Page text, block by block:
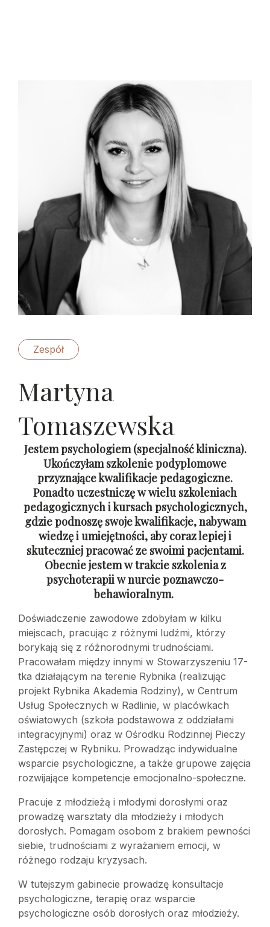
Zespół
Martyna
Tomaszewska
Jestem psychologiem (specjalność kliniczna).
Ukończyłam szkolenie podyplomowe
przyznające kwalifikacje pedagogiczne.
Ponadto uczestniczę w wielu szkoleniach
pedagogicznych i kursach psychologicznych,
gdzie podnoszę swoje kwalifikacje, nabywam
wiedzę i umiejętności, aby coraz lepiej i
skuteczniej pracować ze swoimi pacjentami.
Obecnie jestem w trakcie szkolenia z
psychoterapii w nurcie poznawczo-
behawioralnym.
Doświadczenie zawodowe zdobyłam w kilku
miejscach, pracując z różnymi ludźmi, którzy
borykają się z różnorodnymi trudnościami.
Pracowałam między innymi w Stowarzyszeniu 17-
tka działającym na terenie Rybnika (realizując
projekt Rybnika Akademia Rodziny), w Centrum
Usług Społecznych w Radlinie, w placówkach
oświatowych (szkoła podstawowa z oddziałami
integracyjnymi) oraz w Ośrodku Rodzinnej Pieczy
Zastępczej w Rybniku. Prowadząc indywidualne
wsparcie psychologiczne, a także grupowe zajęcia
rozwijające kompetencje emocjonalno-społeczne.
Pracuje z młodzieżą i młodymi dorosłymi oraz
prowadzę warsztaty dla młodzieży i młodych
dorosłych. Pomagam osobom z brakiem pewności
siebie, trudnościami z wyrażaniem emocji, w
różnego rodzaju kryzysach.
W tutejszym gabinecie prowadzę konsultacje
psychologiczne, terapię oraz wsparcie
psychologiczne osób dorosłych oraz młodzieży.